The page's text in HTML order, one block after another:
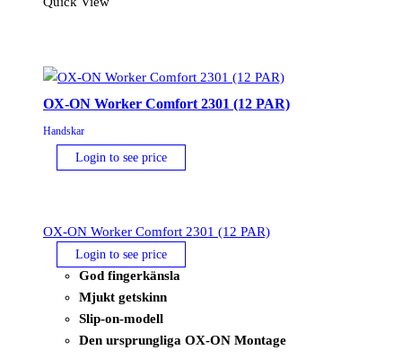
(12
PAR)
mängd
OX-ON Worker Comfort 2301 (12 PAR)
Handskar
Login to see price
OX-ON Worker Comfort 2301 (12 PAR)
Login to see price
God fingerkänsla
Mjukt getskinn
Slip-on-modell
Den ursprungliga OX-ON Montage